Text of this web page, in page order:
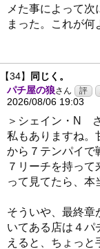
メた事によって
まった。これが何
【34】
同じく。
パチ屋の狼さん
2026/08/06 19:03
＞シェイン・N さ
私もありますね。
から７テンパイで
７リーチを持っ
って見てたら、本
そういや、最終章
いてある店は４パ
えると、ちょっ